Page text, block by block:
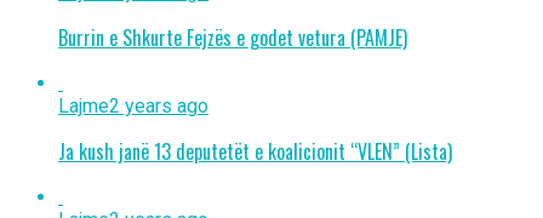
Burrin e Shkurte Fejzës e godet vetura (PAMJE)
Lajme2 years ago
Ja kush janë 13 deputetët e koalicionit “VLEN” (Lista)